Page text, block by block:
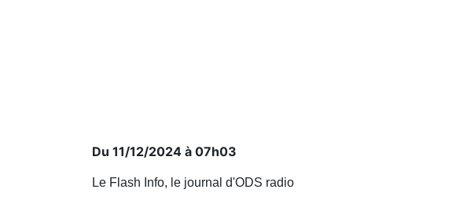
Du 11/12/2024 à 07h03
Le Flash Info, le journal d'ODS radio